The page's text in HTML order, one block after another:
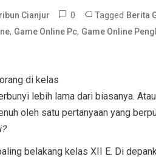
Cianjur 0 Tagged Berita
, Game Online Pc, Game Online
di kelas
lebih lama dari biasanya.
oleh satu pertanyaan yang
belakang kelas XII E. Di